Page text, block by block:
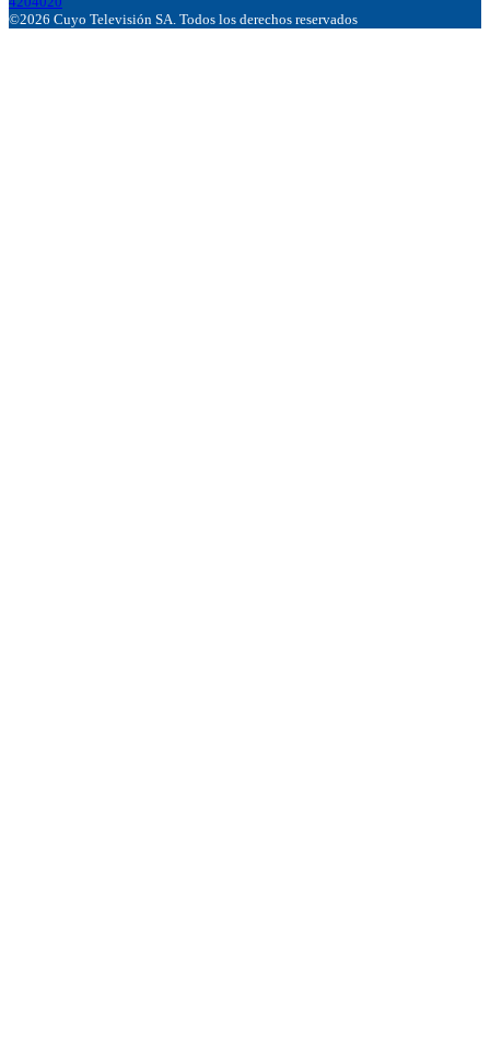
©2026 Cuyo Televisión SA. Todos los derechos reservados